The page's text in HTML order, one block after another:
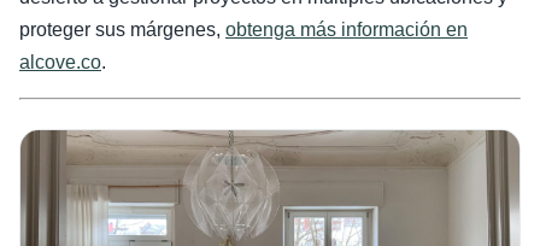
proteger sus márgenes, obtenga más información en
alcove.co.